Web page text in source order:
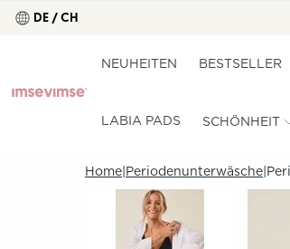
DE / CH
NEUHEITEN BESTSELLER
LABIA PADS SCHÖNHEIT
Home Periodenunterwäsche